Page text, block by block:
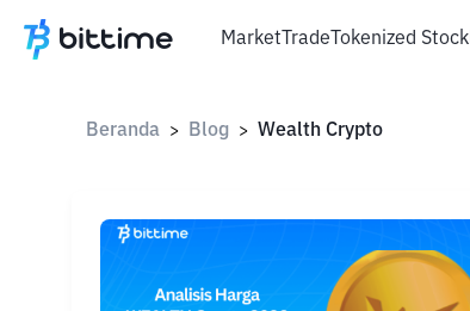
MarketTradeTokenized Stock
Beranda > Blog > Wealth Crypto